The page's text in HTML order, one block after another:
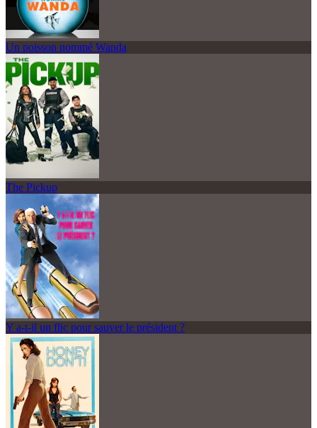
Un poisson nommé Wanda
The Pickup
Y a-t-il un flic pour sauver le président ?